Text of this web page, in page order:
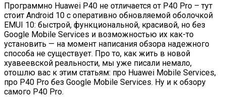
Программно Huawei P40 не отличается от P40 Pro – тут
стоит Android 10 с оперативно обновляемой оболочкой
EMUI 10: быстрой, функциональной, красивой, но без
Google Mobile Services и возможностью их как-то
установить — на момент написания обзора надежного
способа не существует. Про то, как жить в новой
хуавеевской реальности, мы уже писали немало,
отошлю вас к этим статьям: про Huawei Mobile Services,
про P40 Pro без Google Mobile Services. Ну и к обзору
самого P40 Pro.